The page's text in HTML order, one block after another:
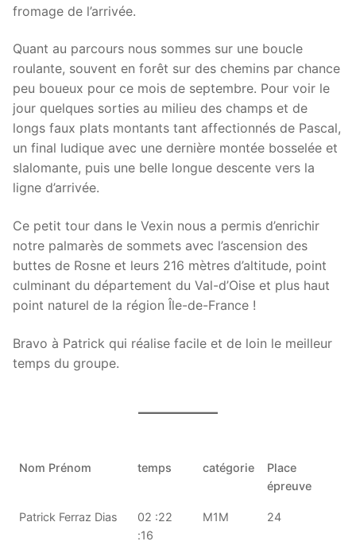
fromage de l’arrivée.
Quant au parcours nous sommes sur une boucle
roulante, souvent en forêt sur des chemins par chance
peu boueux pour ce mois de septembre. Pour voir le
jour quelques sorties au milieu des champs et de
longs faux plats montants tant affectionnés de Pascal,
un final ludique avec une dernière montée bosselée et
slalomante, puis une belle longue descente vers la
ligne d’arrivée.
Ce petit tour dans le Vexin nous a permis d’enrichir
notre palmarès de sommets avec l’ascension des
buttes de Rosne et leurs 216 mètres d’altitude, point
culminant du département du Val-d’Oise et plus haut
point naturel de la région Île-de-France !
Bravo à Patrick qui réalise facile et de loin le meilleur
temps du groupe.
Nom Prénom temps catégorie
Place
épreuve
Patrick Ferraz Dias
02 :22
:16
M1M 24